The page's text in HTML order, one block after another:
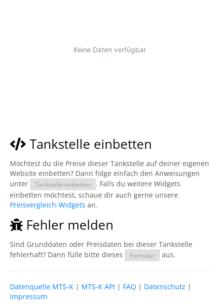
Tankstelle einbetten
Möchtest du die Preise dieser Tankstelle auf deiner eigenen
Website einbetten? Dann folge einfach den Anweisungen
unter
Tankstelle einbetten
. Falls du weitere Widgets
einbetten möchtest, schaue dir auch gerne unsere
Preisvergleich-Widgets an.
Fehler melden
Sind Grunddaten oder Preisdaten bei dieser Tankstelle
fehlerhaft? Dann fülle bitte dieses
Formular aus.
Datenquelle MTS-K | MTS-K API | FAQ | Datenschutz |
Impressum